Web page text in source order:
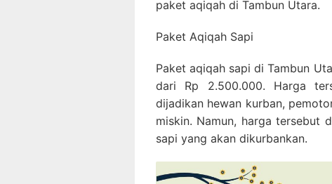
paket aqiqah di Tambun Utara.
Paket Aqiqah Sapi
Paket aqiqah sapi di Tambun
dari Rp 2.500.000. Harga
dijadikan hewan kurban,
miskin. Namun, harga tersebut
sapi yang akan dikurbankan.